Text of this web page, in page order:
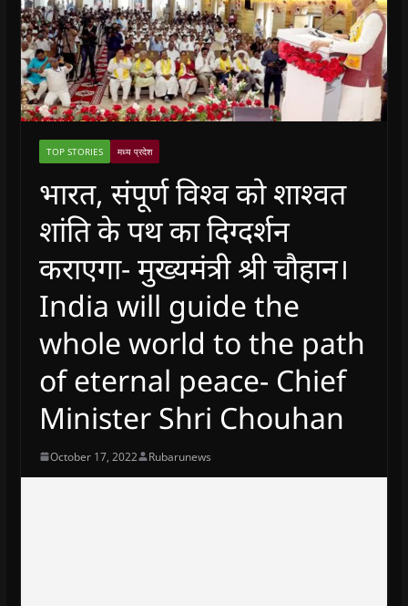
TOP STORIES मध्य प्रदेश
भारत, संपूर्ण विश्व को शाश्वत
शांति के पथ का दिग्दर्शन
कराएगा- मुख्यमंत्री श्री चौहान।
India will guide the
whole world to the path
of eternal peace- Chief
Minister Shri Chouhan
October 17, 2022 Rubarunews